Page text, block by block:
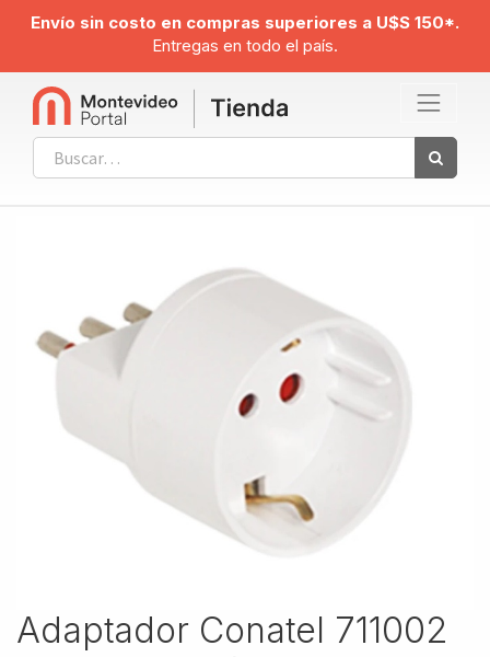
Envío sin costo en compras superiores a U$S 150*.
Entregas en todo el país.
Adaptador Conatel 711002